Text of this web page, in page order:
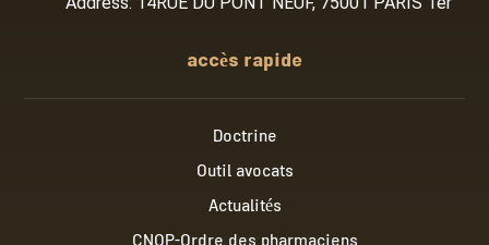
accès rapide
Doctrine
Outil avocats
Actualités